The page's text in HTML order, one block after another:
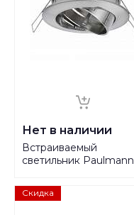
Нет в наличии
Встраиваемый
светильник Paulmann
Скидка